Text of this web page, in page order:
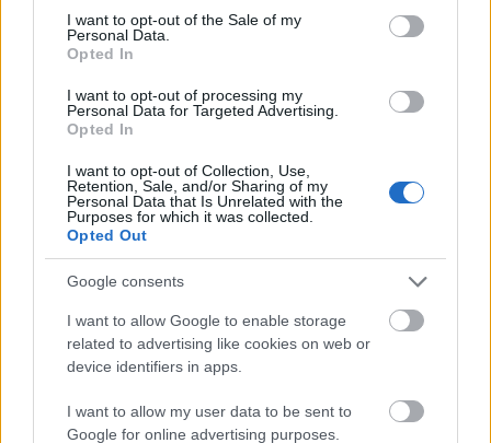
consent section.
I want to opt-out of the Sale of my
Personal Data.
Opted In
I want to opt-out of processing my
Personal Data for Targeted Advertising.
Opted In
I want to opt-out of Collection, Use,
Retention, Sale, and/or Sharing of my
Personal Data that Is Unrelated with the
Purposes for which it was collected.
Opted Out
Google consents
I want to allow Google to enable storage
related to advertising like cookies on web or
device identifiers in apps.
I want to allow my user data to be sent to
Google for online advertising purposes.
Tetőzik a hőség: ma ismét 40 fok felett lesz a
hőmérséklet, délutántól érkezik az eső
Befagyott tőke, türelmetlen cégek:
elindulhatnak a kifizetések a Demján
Sándor Tőkeprogramban
ELEMZÉSEK 2 órája